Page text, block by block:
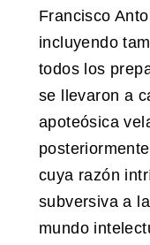
Francisco
incluyendo
todos los
se llevaron a
apoteósica
cuya razón
subversiva a
mundo